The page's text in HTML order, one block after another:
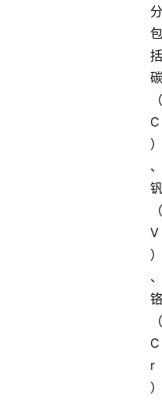
分
包
括
碳
（
C
）
、
钒
（
V
）
、
铬
（
C
r
）